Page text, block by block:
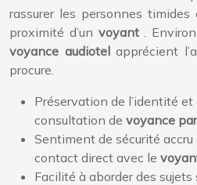
rassurer les personnes
proximité d’un voyant.
voyance audiotel apprécient
procure.
Préservation de l’identité et
consultation de voyance
Sentiment de sécurité accru
contact direct avec le
Facilité à aborder des